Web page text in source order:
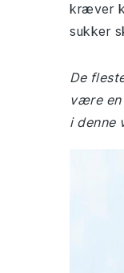
kræver
sukker
De
være en
i denne